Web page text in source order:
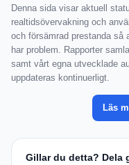
Denna sida visar aktuell
realtidsövervakning och
och försämrad prestanda så
har problem. Rapporter
samt vårt egna utvecklade
uppdateras kontinuerligt.
Läs
Gillar du detta? Dela